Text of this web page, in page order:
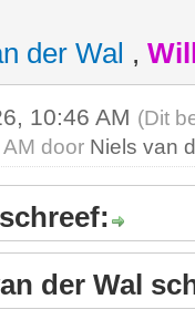
der Wal ,
10:46 AM (Dit
door Niels van
der Wal